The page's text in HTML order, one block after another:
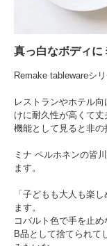
真っ白なボディに
Remake tablewareシ
レストランやホテル
けに耐久性が高くて丈
機能として見ると非の
ミナ ペルホネンの皆
ます。
「子どもも大人も楽
ます。
コバルト色で手を止
B品として捨てられて